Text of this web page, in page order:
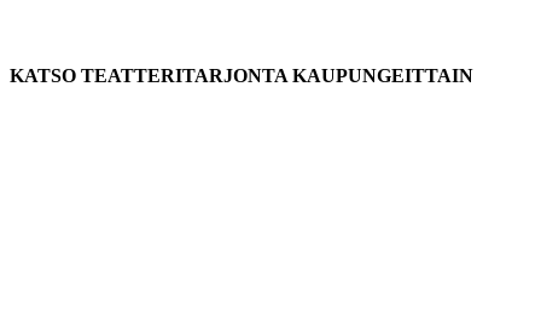
KATSO TEATTERITARJONTA KAUPUNGEITTAIN